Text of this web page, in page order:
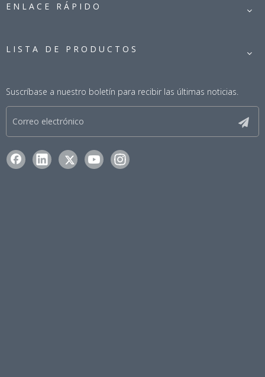
ENLACE RÁPIDO
LISTA DE PRODUCTOS
Suscríbase a nuestro boletín para recibir las últimas noticias.